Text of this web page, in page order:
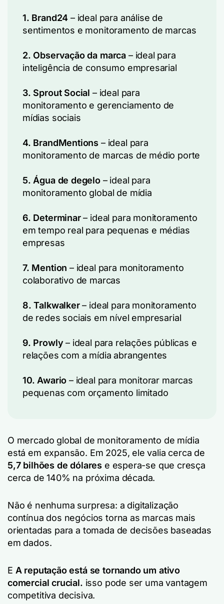
1. Brand24 – ideal para análise de
sentimentos e monitoramento de marcas
2. Observação da marca – ideal para
inteligência de consumo empresarial
3. Sprout Social – ideal para
monitoramento e gerenciamento de
mídias sociais
4. BrandMentions – ideal para
monitoramento de marcas de médio porte
5. Água de degelo– ideal para
monitoramento global de mídia
6. Determinar– ideal para monitoramento
em tempo real para pequenas e médias
empresas
7. Mention – ideal para monitoramento
colaborativo de marcas
8. Talkwalker– ideal para monitoramento
de redes sociais em nível empresarial
9. Prowly – ideal para relações públicas e
relações com a mídia abrangentes
10. Awario – ideal para monitorar marcas
pequenas com orçamento limitado
O mercado global de monitoramento de mídia
está em expansão. Em 2025, ele valia cerca de
5,7 bilhões de dólares e espera-se que cresça
cerca de 140% na próxima década.
Não é nenhuma surpresa: a digitalização
contínua dos negócios torna as marcas mais
orientadas para a tomada de decisões baseadas
em dados.
E A reputação está se tornando um ativo
comercial crucial. isso pode ser uma vantagem
competitiva decisiva.